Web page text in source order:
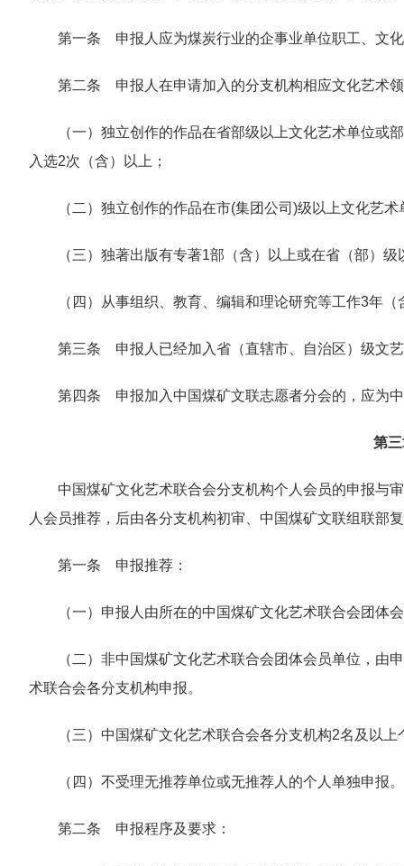
第一条 申报人应为煤炭行业的企事业单位职工、文
第二条 申报人在申请加入的分支机构相应文化艺术
（一）独立创作的作品在省部级以上文化艺术单位
入选2次（含）以上；
（二）独立创作的作品在市(集团公司)级以上文化艺
（三）独著出版有专著1部（含）以上或在省（部）
（四）从事组织、教育、编辑和理论研究等工作3年（
第三条 申报人已经加入省（直辖市、自治区）级文
第四条 申报加入中国煤矿文联志愿者分会的，应为
第
中国煤矿文化艺术联合会分支机构个人会员的申报与
人会员推荐，后由各分支机构初审、中国煤矿文联组联部
第一条 申报推荐：
（一）申报人由所在的中国煤矿文化艺术联合会团
（二）非中国煤矿文化艺术联合会团体会员单位，
术联合会各分支机构申报。
（三）中国煤矿文化艺术联合会各分支机构2名及以
（四）不受理无推荐单位或无推荐人的个人单独申报。
第二条 申报程序及要求：